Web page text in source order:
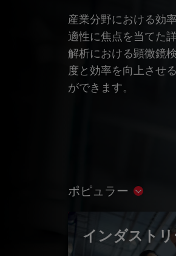
産業分野における効
適性に焦点を当てた
解析における顕微鏡
度と効率を向上させ
ができます。
ポピュラー Show
インダストリ